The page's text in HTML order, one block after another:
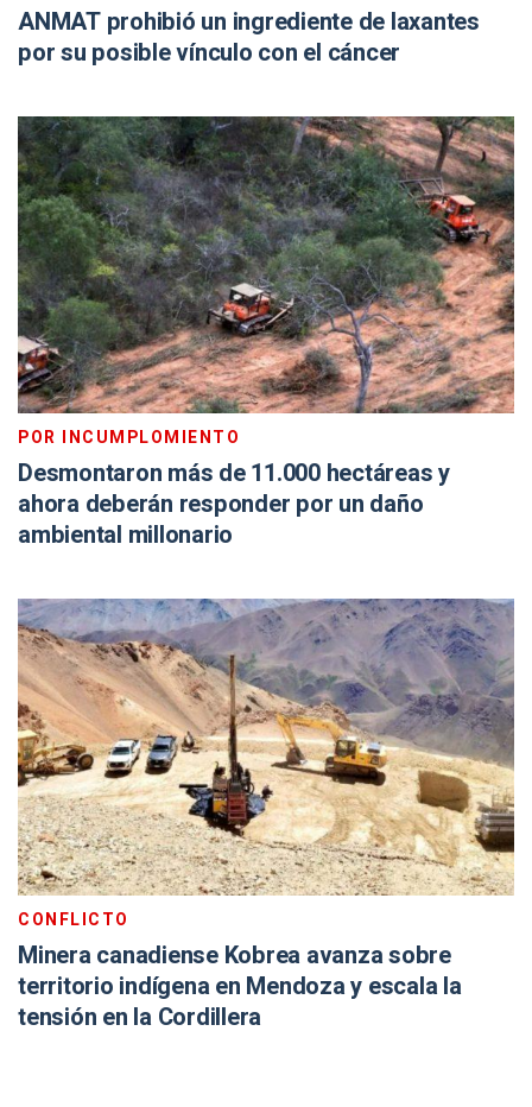
ANMAT prohibió un ingrediente de laxantes
por su posible vínculo con el cáncer
POR INCUMPLOMIENTO
Desmontaron más de 11.000 hectáreas y
ahora deberán responder por un daño
ambiental millonario
CONFLICTO
Minera canadiense Kobrea avanza sobre
territorio indígena en Mendoza y escala la
tensión en la Cordillera